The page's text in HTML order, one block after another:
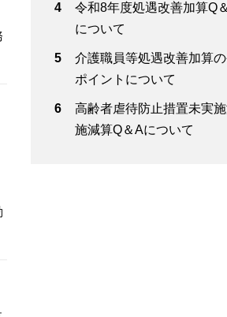
令和8年度処遇改善加算Q
について
介護職員等処遇改善加算
ポイントについて
高齢者虐待防止措置未実
施減算Q＆Aについて